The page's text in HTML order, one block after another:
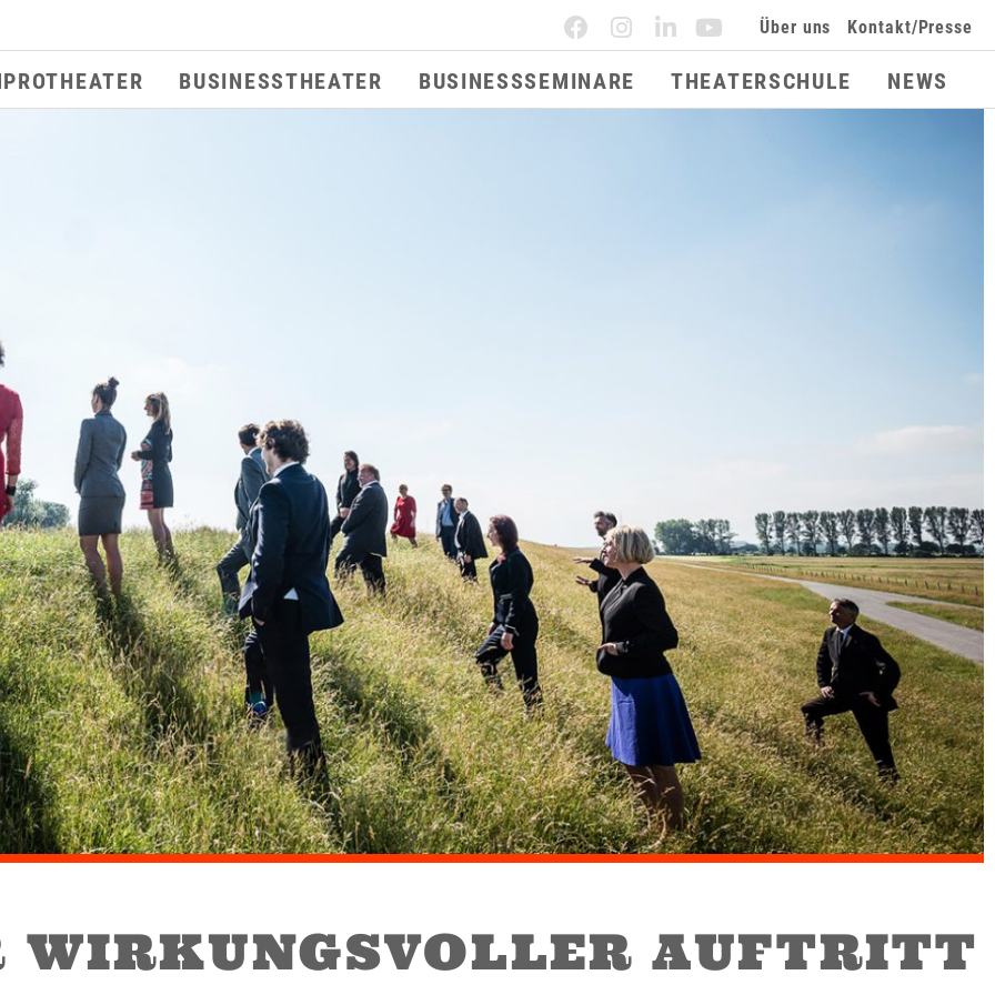
Über uns Kontakt/Presse
BUSINESSTHEATER BUSINESSSEMINARE THEATERSCHULE NEWS
WIRKUNGSVOLLER AUFTRITT